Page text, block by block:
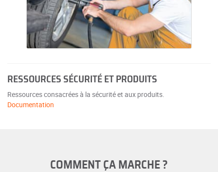
RESSOURCES SÉCURITÉ ET PRODUITS
Ressources consacrées à la sécurité et aux produits.
Documentation
COMMENT ÇA MARCHE ?